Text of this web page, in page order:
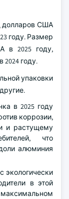
долларов США
году. Размер
в 2025 году,
году.
упаковки
в 2025 году
коррозии,
и растущему
что
алюминия
экологически
в этой
максимальном